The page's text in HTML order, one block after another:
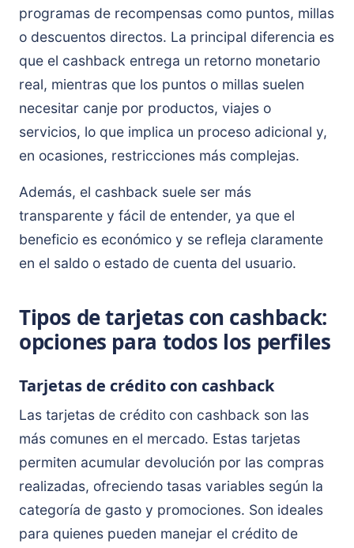
programas de recompensas como puntos, millas
o descuentos directos. La principal diferencia es
que el cashback entrega un retorno monetario
real, mientras que los puntos o millas suelen
necesitar canje por productos, viajes o
servicios, lo que implica un proceso adicional y,
en ocasiones, restricciones más complejas.
Además, el cashback suele ser más
transparente y fácil de entender, ya que el
beneficio es económico y se refleja claramente
en el saldo o estado de cuenta del usuario.
Tipos de tarjetas con cashback:
opciones para todos los perfiles
Tarjetas de crédito con cashback
Las tarjetas de crédito con cashback son las
más comunes en el mercado. Estas tarjetas
permiten acumular devolución por las compras
realizadas, ofreciendo tasas variables según la
categoría de gasto y promociones. Son ideales
para quienes pueden manejar el crédito de